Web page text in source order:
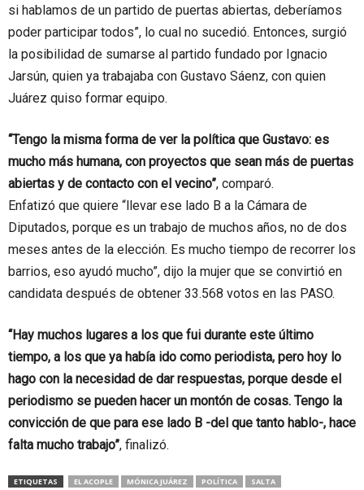
si hablamos de un partido de puertas abiertas, deberíamos
poder participar todos”, lo cual no sucedió. Entonces, surgió
la posibilidad de sumarse al partido fundado por Ignacio
Jarsún, quien ya trabajaba con Gustavo Sáenz, con quien
Juárez quiso formar equipo.
“Tengo la misma forma de ver la política que Gustavo: es
mucho más humana, con proyectos que sean más de puertas
abiertas y de contacto con el vecino”, comparó.
Enfatizó que quiere “llevar ese lado B a la Cámara de
Diputados, porque es un trabajo de muchos años, no de dos
meses antes de la elección. Es mucho tiempo de recorrer los
barrios, eso ayudó mucho”, dijo la mujer que se convirtió en
candidata después de obtener 33.568 votos en las PASO.
“Hay muchos lugares a los que fui durante este último
tiempo, a los que ya había ido como periodista, pero hoy lo
hago con la necesidad de dar respuestas, porque desde el
periodismo se pueden hacer un montón de cosas. Tengo la
convicción de que para ese lado B -del que tanto hablo-, hace
falta mucho trabajo”, finalizó.
ETIQUETAS EL ACOPLE MÓNICA JUÁREZ POLÍTICA SALTA